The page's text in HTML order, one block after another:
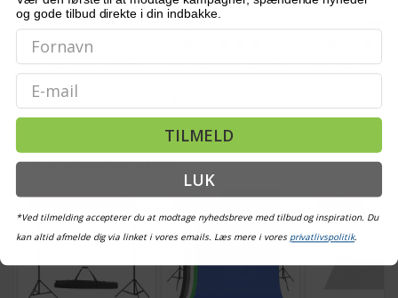
baggrundssystem 155-
300 cm - justerbart
Vejl. pris 478,- 289,-
På lager
600 x 300 cm chroma
key grøn
Vejl. pris 629,- 589,-
fotobaggrund
Vejl. pris 956,-
ALTERNATIVE VARER
POPULÆR TILBUD TILBUD TILBUD
og gode tilbud direkte i din indbakke.
Email
TILMELD
LUK
*Ved tilmelding accepterer du at modtage nyhedsbreve med tilbud og inspiration. Du
kan altid afmelde dig via linket i vores emails. Læs mere i vores privatlivspolitik.